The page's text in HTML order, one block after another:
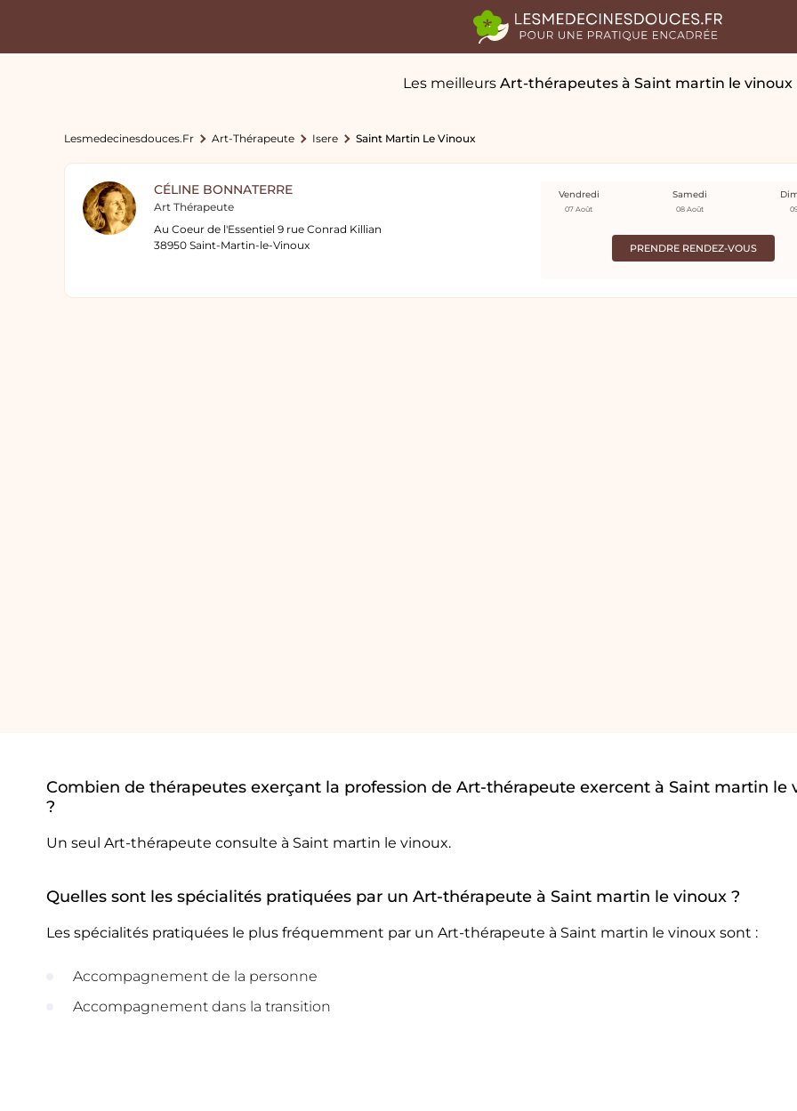
Les meilleurs Art-thérapeutes à Saint martin le vinoux
Lesmedecinesdouces.fr Art-Thérapeute Isere Saint Martin Le Vinoux
CÉLINE BONNATERRE
Art Thérapeute
Au Coeur de l'Essentiel 9 rue Conrad Killian
38950 Saint-Martin-le-Vinoux
PRENDRE RENDEZ-VOUS
Vendredi
07 Août
Samedi
08 Août
Combien de thérapeutes exerçant la profession de Art-thérapeute exercent à Saint martin le
?
Un seul Art-thérapeute consulte à Saint martin le vinoux.
Quelles sont les spécialités pratiquées par un Art-thérapeute à Saint martin le vinoux ?
Les spécialités pratiquées le plus fréquemment par un Art-thérapeute à Saint martin le vinoux sont :
Accompagnement de la personne
Accompagnement dans la transition